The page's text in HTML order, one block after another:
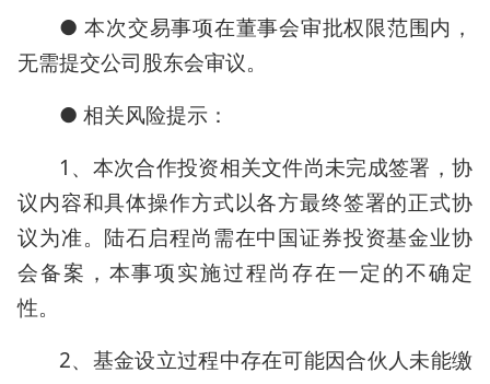
● 本次交易事项在董事会审批权限范围内，
无需提交公司股东会审议。
● 相关风险提示：
1、本次合作投资相关文件尚未完成签署，协
议内容和具体操作方式以各方最终签署的正式协
议为准。陆石启程尚需在中国证券投资基金业协
会备案，本事项实施过程尚存在一定的不确定
性。
2、基金设立过程中存在可能因合伙人未能缴